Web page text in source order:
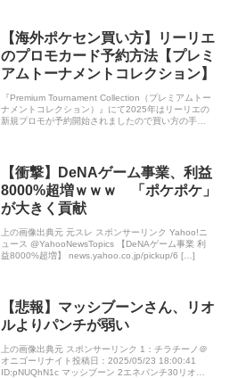
【海外ポケセン買い方】リーリエ
のプロモカード予約方法【プレミ
アムトーナメントコレクション】
『Premium Tournament Collection（プレミアムトー
ナメントコレクション）』にて2025年はリーリエの
新規プロモが予約開始されましたので買い方の手順
【衝撃】DeNAゲーム事業、利益
8000%超増ｗｗｗ 「ポケポケ」
が大きく貢献
上の画像出典元 元スレ スポンサーリンク Yahoo!ニ
ュース @YahooNewsTopics 【DeNAゲーム事業 利
益8000%超増】 news.yahoo.co.jp/pickup/6 […]
【悲報】マッシブーンさん、リオ
ルよりパンチが弱い
上の画像出典元 スポンサーリンク 1：チラチーノ＠
オニゴーリナイト投稿日：2025/05/23 18:00:41
ID:pNUQhN1c マッシブーン 2エネパンチ30リオル 2